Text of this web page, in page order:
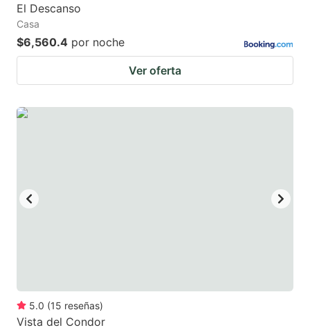
El Descanso
Casa
$6,560.4 por noche
Ver oferta
5.0 (15 reseñas)
Vista del Condor